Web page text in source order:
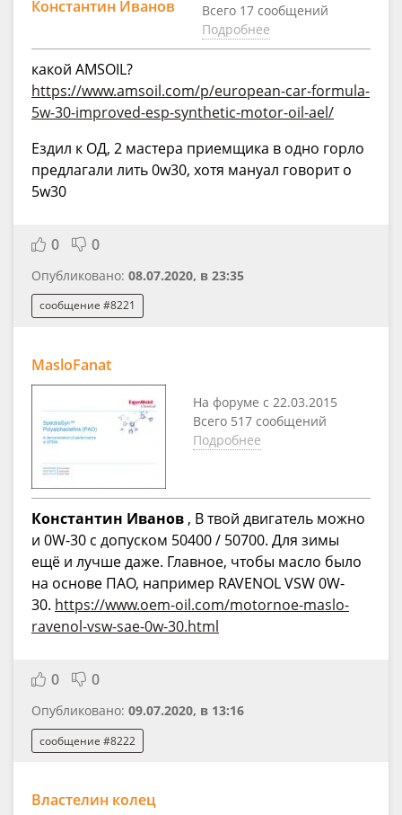
Константин Иванов
Всего 17 сообщений
Подробнее
какой AMSOIL?
https://www.amsoil.com/p/european-car-formula-
5w-30-improved-esp-synthetic-motor-oil-ael/
Ездил к ОД, 2 мастера приемщика в одно горло
предлагали лить 0w30, хотя мануал говорит о
5w30
0 0
Опубликовано: 08.07.2020, в 23:35
сообщение #8221
MasloFanat
На форуме с 22.03.2015
Всего 517 сообщений
Подробнее
Константин Иванов , В твой двигатель можно
и 0W-30 с допуском 50400 / 50700. Для зимы
ещё и лучше даже. Главное, чтобы масло было
на основе ПАО, например RAVENOL VSW 0W-
30. https://www.oem-oil.com/motornoe-maslo-
ravenol-vsw-sae-0w-30.html
0 0
Опубликовано: 09.07.2020, в 13:16
сообщение #8222
Властелин колец